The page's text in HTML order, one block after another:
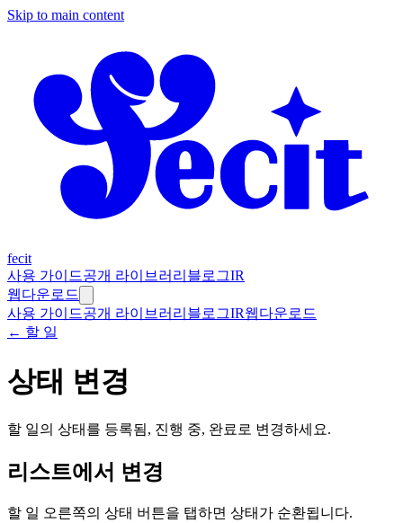
Skip to main content
fecit
사용 가이드공개 라이브러리 블로그IR
웹다운로드
사용 가이드공개 라이브러리 블로그IR웹다운로드
← 할 일
상태 변경
할 일의 상태를 등록됨, 진행 중, 완료로 변경하세요.
리스트에서 변경
할 일 오른쪽의 상태 버튼을 탭하면 상태가 순환됩니다.